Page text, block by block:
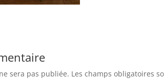
sera pas publiée. Les champs obligatoires